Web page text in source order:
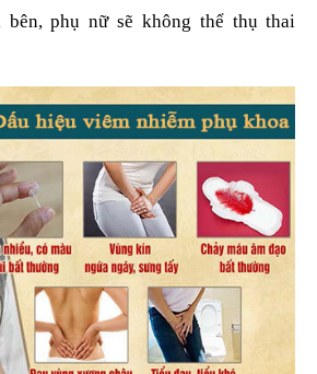
bên, phụ nữ sẽ không thể thụ thai